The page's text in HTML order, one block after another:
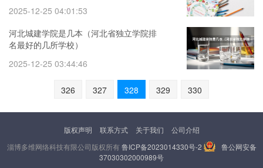
2025-12-25 04:01:53
河北城建学院是几本（河北省独立学院排
名最好的几所学校）
2025-12-25 03:44:46
326 327 328 329 330
版权声明 联系方式 关于我们
公司介绍
淄博多维网络科技有限公司版权所有鲁ICP备2023014330号-2
鲁公网安备
37030302000989号